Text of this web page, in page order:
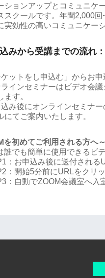
ションアップとコミュニケ
スクールです。年間2,000
実効性の高いコミュニケー
みから受講までの流れ：
ットをし申込む」からお申
インセミナーはビデオ会
ます。
み後にオンラインセミナ
にてご案内いたします。
を初めてご利用される方へ～
誰でも簡単に使用できるビ
：お申込み後に送付される
：開始5分前にURLをクリ
：自動でZOOM会議室へ入